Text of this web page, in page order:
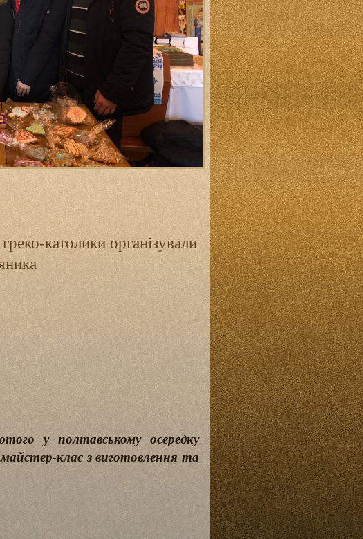
католики організували
у полтавському осередку
клас з виготовлення та